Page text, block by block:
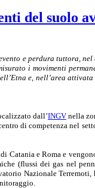
del suolo
e perdura
i movimenti
e, nell’area
dall’INGV nella
di competenza nel
e Roma e
(flussi dei gas nel
Nazionale